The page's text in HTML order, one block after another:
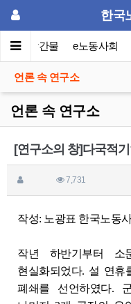
한국
퍼 발간물 e노동사회
언론 속 연구소
언론 속 연구소
[연구소의 창]다국적
7,731
작성: 노광표 한국노동
작년 하반기부터 소
현실화되었다. 설 연휴
폐쇄를 선언하였다.